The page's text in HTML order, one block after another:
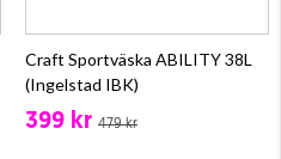
Craft Sportväska ABILITY 38L
(Ingelstad IBK)
399 kr 479 kr